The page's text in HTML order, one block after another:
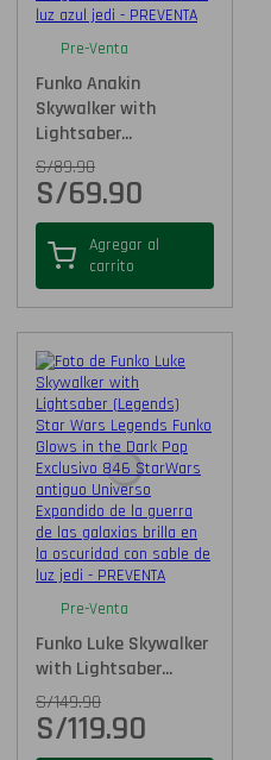
Pre-Venta
Funko Anakin
Skywalker with
Lightsaber...
S/89.90
S/69.90
Agregar al
carrito
Pre-Venta
Funko Luke Skywalker
with Lightsaber...
S/149.90
S/119.90